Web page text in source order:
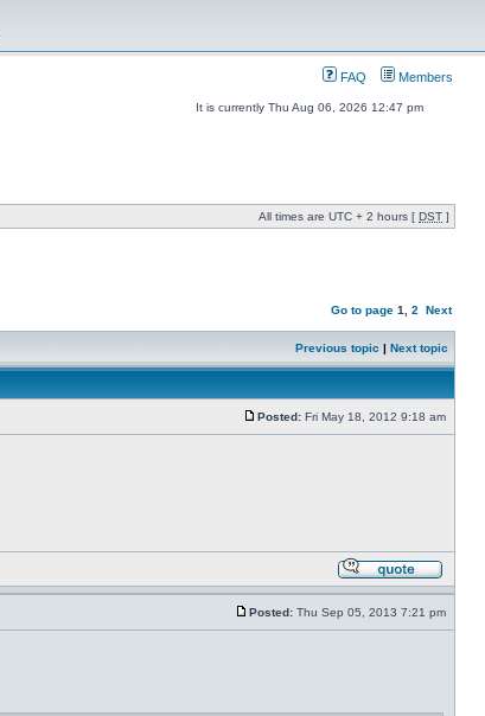
FAQ Members
It is currently Thu Aug 06, 2026 12:47 pm
All times are UTC + 2 hours [ DST ]
Go to page 1 2 Next
Previous topic | Next topic
Posted: Fri May 18, 2012 9:18 am
Posted: Thu Sep 05, 2013 7:21 pm